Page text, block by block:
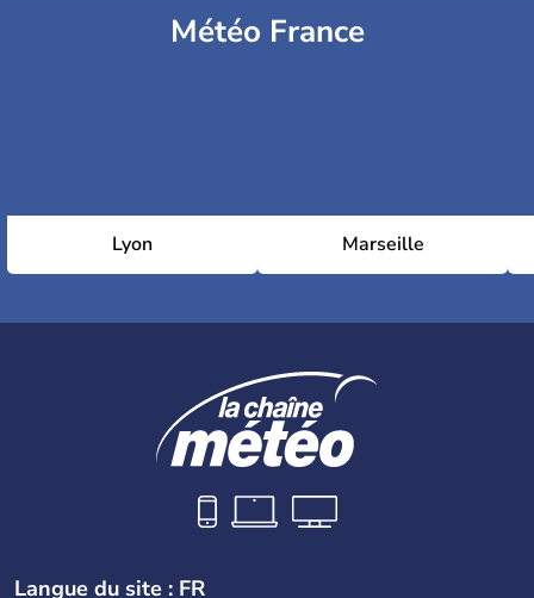
Météo France
Lyon Marseille
Langue du site : FR